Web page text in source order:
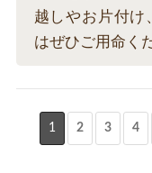
越しやお片付け
はぜひご用命く
1 2 3 4